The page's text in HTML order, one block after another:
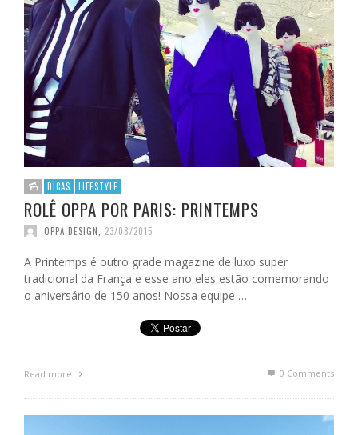
DICAS LIFESTYLE
ROLÊ OPPA POR PARIS: PRINTEMPS
OPPA DESIGN 23/08/2015
A Printemps é outro grade magazine de luxo super
tradicional da França e esse ano eles estão comemorando
o aniversário de 150 anos! Nossa equipe …
Read more 0 Comments